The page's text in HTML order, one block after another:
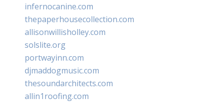
infernocanine.com
thepaperhousecollection.com
allisonwillisholley.com
solslite.org
portwayinn.com
djmaddogmusic.com
thesoundarchitects.com
allin1roofing.com